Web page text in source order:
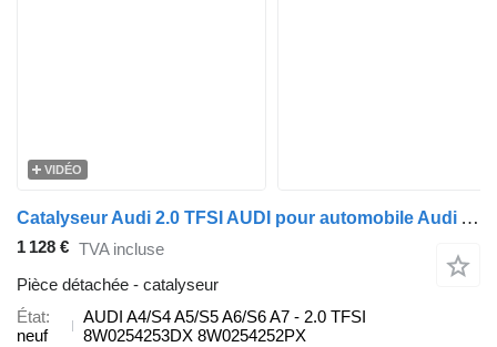
VIDÉO
Catalyseur Audi 2.0 TFSI AUDI pour automobile Audi A4/S4 A5/S5 A6/S6 A7
1 128 € TVA incluse
Pièce détachée - catalyseur
État
neuf
AUDI A4/S4 A5/S5 A6/S6 A7 - 2.0 TFSI
8W0254253DX 8W0254252PX